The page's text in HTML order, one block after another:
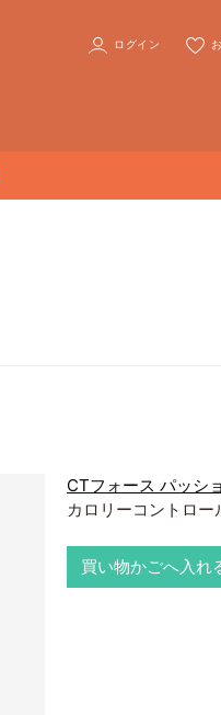
ログイン
CTフォース パッシ
カロリーコントロー
買い物かごへ入れ